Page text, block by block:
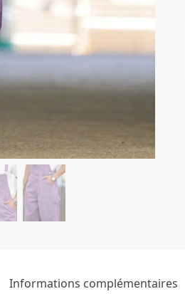
Informations complémentaires